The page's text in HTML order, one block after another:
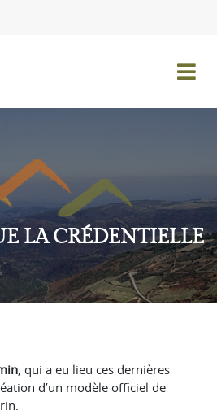
LA CRÉDENTIELLE
, qui a eu lieu ces dernières
d’un modèle officiel de